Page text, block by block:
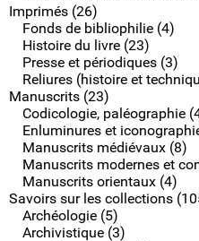
Imprimés (26)
Fonds de bibliophilie (4)
Histoire du livre (23)
Presse et périodiques (3)
Reliures (histoire et
Manuscrits (23)
Codicologie, paléographie
Enluminures et
Manuscrits médiévaux (8)
Manuscrits modernes et
Manuscrits orientaux (4)
Savoirs sur les collections
Archéologie (5)
Archivistique (3)